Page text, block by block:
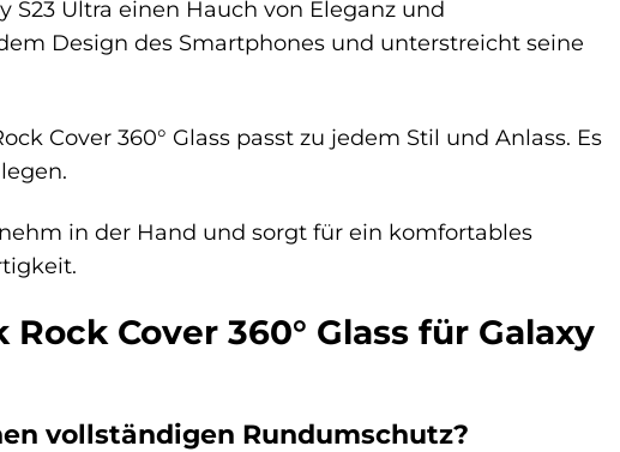
S23 Ultra einen Hauch von Eleganz und
Design des Smartphones und unterstreicht seine
Cover 360° Glass passt zu jedem Stil und Anlass. Es
in der Hand und sorgt für ein komfortables
Cover 360° Glass für Galaxy
vollständigen Rundumschutz?